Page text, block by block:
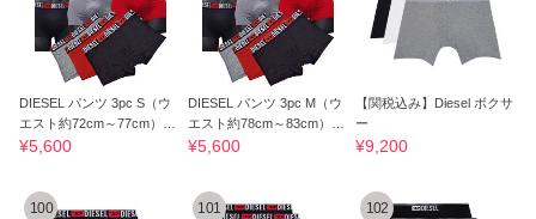
DIESEL パンツ 3pc S（ウ
エスト約72cm～77cm）ネ
コポス 00ST3V S
¥5,600
DIESEL パンツ 3pc M（ウ
エスト約78cm～83cm）ネ
コポス 00ST3V M
¥5,600
【関税込み】Diesel ボクサ
ー
¥9,200
100 101 102